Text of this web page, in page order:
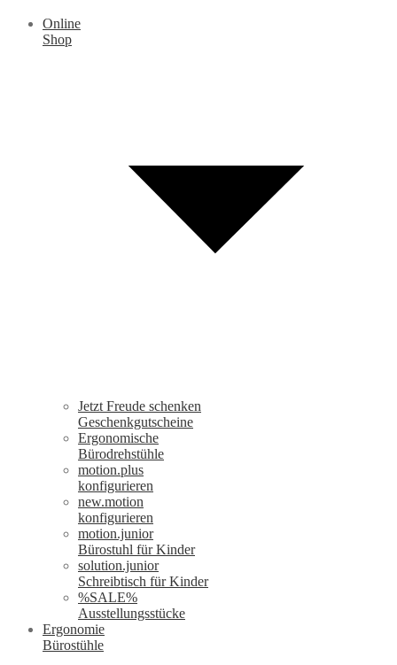
Online
Shop
Jetzt Freude schenken
Geschenkgutscheine
Ergonomische
Bürodrehstühle
motion.plus
konfigurieren
new.motion
konfigurieren
motion.junior
Bürostuhl für Kinder
solution.junior
Schreibtisch für Kinder
%SALE%
Ausstellungsstücke
Ergonomie
Bürostühle